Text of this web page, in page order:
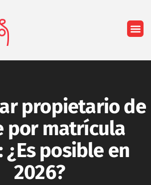
propietario de
por matrícula
¿Es posible en
2026?